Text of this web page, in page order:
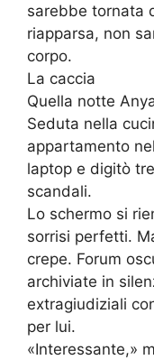
sarebbe tornata
riapparsa, non
corpo.
La caccia
Quella notte
Seduta nella
appartamento
laptop e digitò
scandali.
Lo schermo si
sorrisi perfetti.
crepe. Forum
archiviate in
extragiudiziali
per lui.
«Interessante,»